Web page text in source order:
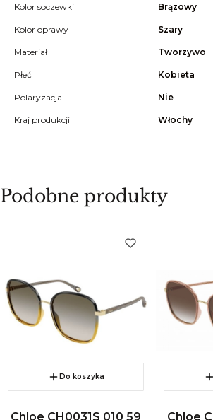
Kolor soczewki Brązowy
Kolor oprawy Szary
Materiał Tworzywo
Płeć Kobieta
Polaryzacja Nie
Kraj produkcji Włochy
Podobne produkty
Do koszyka
Chloe CH0031S 010 59 Chloe